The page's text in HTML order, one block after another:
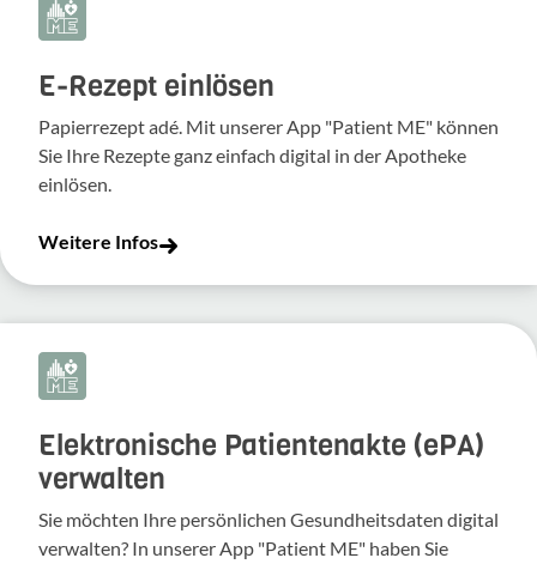
E-Rezept einlösen
Papierrezept adé. Mit unserer App "Patient ME" können
Sie Ihre Rezepte ganz einfach digital in der Apotheke
einlösen.
Weitere Infos
Elektronische Patientenakte (ePA)
verwalten
Sie möchten Ihre persönlichen Gesundheitsdaten digital
verwalten? In unserer App "Patient ME" haben Sie